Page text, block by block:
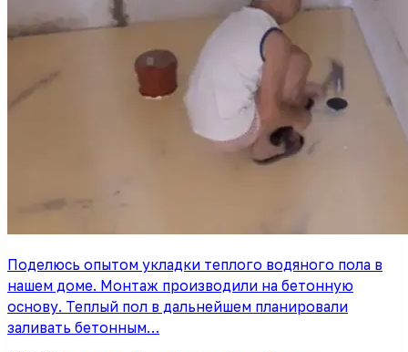
Поделюсь опытом укладки теплого водяного пола в
нашем доме. Монтаж производили на бетонную
основу. Теплый пол в дальнейшем планировали
заливать бетонным…